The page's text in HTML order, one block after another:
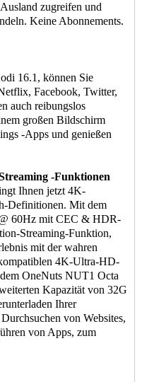
zugreifen und
Keine Abonnements.
16.1, können Sie
Facebook, Twitter,
auch reibungslos
großen Bildschirm
-Apps und genießen
-Funktionen
Ihnen jetzt 4K-
Definitionen. Mit dem
60Hz mit CEC & HDR-
Streaming-Funktion,
mit der wahren
4K-Ultra-HD-
OneNuts NUT1 Octa
Kapazität von 32G
Ihrer
von Websites,
von Apps, zum